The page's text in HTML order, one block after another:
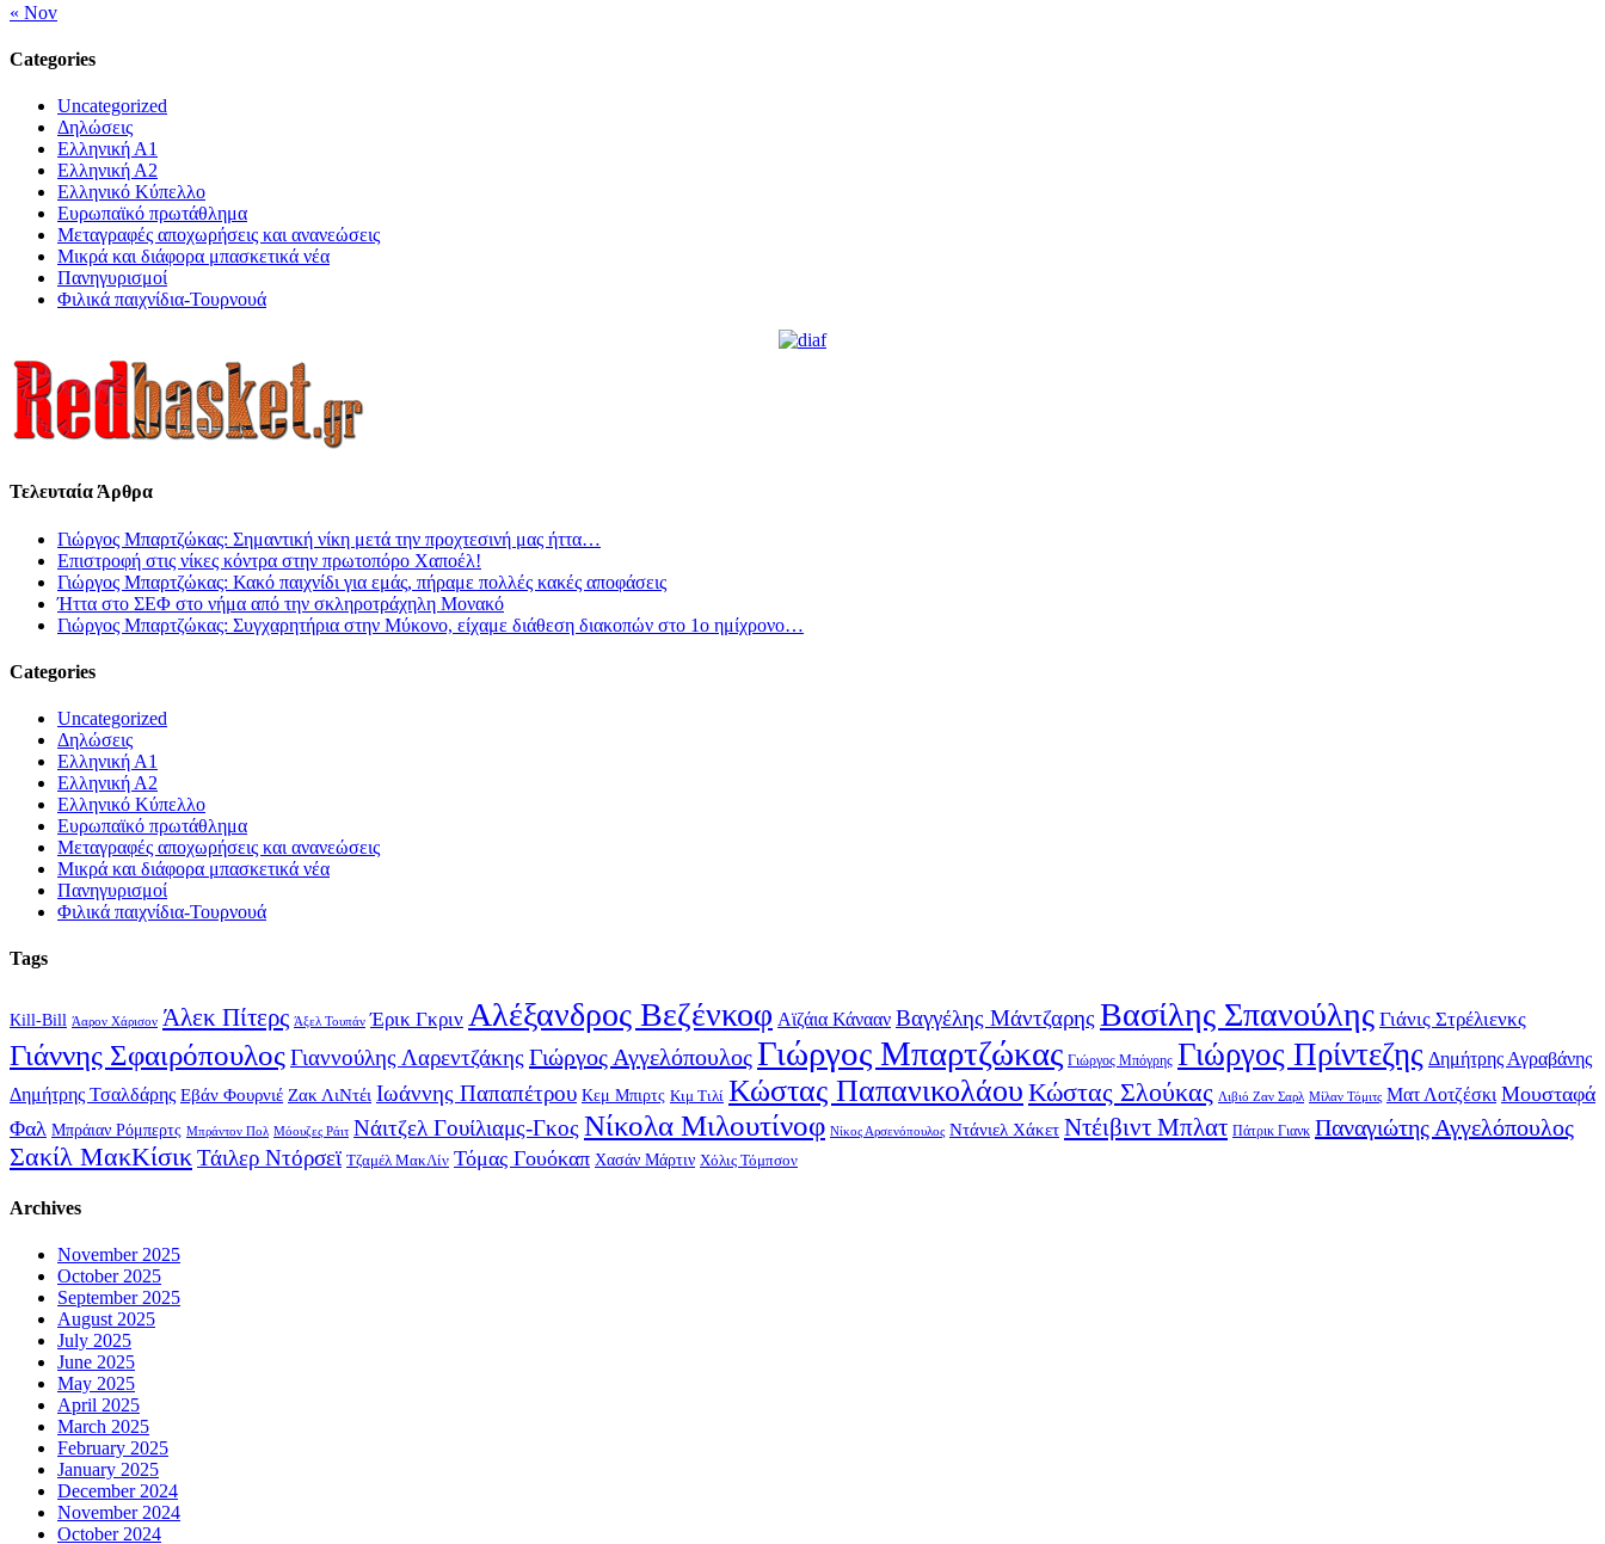
« Nov
Categories
Uncategorized
Δηλώσεις
Ελληνική Α1
Ελληνική Α2
Ελληνικό Κύπελλο
Ευρωπαϊκό πρωτάθλημα
Μεταγραφές αποχωρήσεις και ανανεώσεις
Μικρά και διάφορα μπασκετικά νέα
Πανηγυρισμοί
Φιλικά παιχνίδια-Τουρνουά
Τελευταία Άρθρα
Γιώργος Μπαρτζώκας: Σημαντική νίκη μετά την προχτεσινή μας ήττα…
Επιστροφή στις νίκες κόντρα στην πρωτοπόρο Χαποέλ!
Γιώργος Μπαρτζώκας: Κακό παιχνίδι για εμάς, πήραμε πολλές κακές αποφάσεις
Ήττα στο ΣΕΦ στο νήμα από την σκληροτράχηλη Μονακό
Γιώργος Μπαρτζώκας: Συγχαρητήρια στην Μύκονο, είχαμε διάθεση διακοπών στο 1ο ημίχρονο…
Categories
Uncategorized
Δηλώσεις
Ελληνική Α1
Ελληνική Α2
Ελληνικό Κύπελλο
Ευρωπαϊκό πρωτάθλημα
Μεταγραφές αποχωρήσεις και ανανεώσεις
Μικρά και διάφορα μπασκετικά νέα
Πανηγυρισμοί
Φιλικά παιχνίδια-Τουρνουά
Tags
Kill-Bill Άαρον Χάρισον Άλεκ Πίτερς Άξελ Τουπάν Έρικ Γκριν Αλέξανδρος Βεζένκοφ Αϊζάια Κάνααν Βαγγέλης Μάντζαρης Βασίλης Σπανούλης Γιάνις Στρέλιενκς
Γιάννης ΣφαιρόπουλοςΓιαννούλης Λαρεντζάκης Γιώργος ΑγγελόπουλοςΓιώργος Μπαρτζώκας Γιώργος Μπόγρης Γιώργος Πρίντεζης Δημήτρης Αγραβάνης
Δημήτρης Τσαλδάρης Εβάν Φουρνιέ Ζακ ΛιΝτέι Ιωάννης Παπαπέτρου Κεμ Μπιρτς Κιμ Τιλί Κώστας Παπανικολάου Κώστας Σλούκας Λιβιό Ζαν Σαρλ Μίλαν Τόμιτς Ματ Λοτζέσκι Μουσταφά
Φαλ Μπράιαν Ρόμπερτς Μπράντον Πολ Μόουζες Ράιτ Νάιτζελ Γουίλιαμς-Γκος Νίκολα Μιλουτίνοφ Νίκος Αρσενόπουλος Ντάνιελ Χάκετ Ντέιβιντ Μπλατ Πάτρικ Γιανκ Παναγιώτης Αγγελόπουλος
Σακίλ ΜακΚίσικ Τάιλερ Ντόρσεϊ Τζαμέλ ΜακΛίν Τόμας Γουόκαπ Χασάν Μάρτιν Χόλις Τόμπσον
Archives
November 2025
October 2025
September 2025
August 2025
July 2025
June 2025
May 2025
April 2025
March 2025
February 2025
January 2025
December 2024
November 2024
October 2024